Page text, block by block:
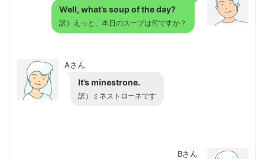
Well, what’s soup of the day?
訳）えっと、本日のスープは何ですか？
Aさん
It’s minestrone.
訳）ミネストローネです
Bさん